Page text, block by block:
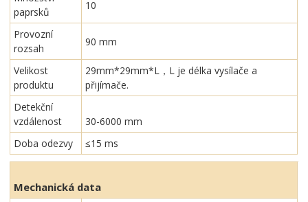
paprsků
10
Provozní
rozsah
90 mm
Velikost
produktu
29mm*29mm*L，L je délka vysílače a
přijímače.
Detekční
vzdálenost
30-6000 mm
Doba odezvy
≤15 ms
Mechanická data